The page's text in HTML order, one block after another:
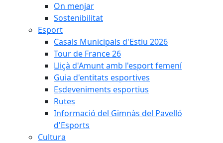
On menjar
Sostenibilitat
Esport
Casals Municipals d'Estiu 2026
Tour de France 26
Lliçà d'Amunt amb l'esport femení
Guia d'entitats esportives
Esdeveniments esportius
Rutes
Informació del Gimnàs del Pavelló
d'Esports
Cultura